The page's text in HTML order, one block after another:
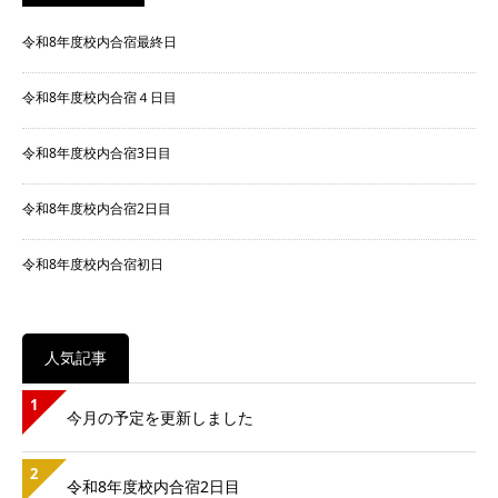
令和8年度校内合宿最終日
令和8年度校内合宿４日目
令和8年度校内合宿3日目
令和8年度校内合宿2日目
令和8年度校内合宿初日
人気記事
1
今月の予定を更新しました
2
令和8年度校内合宿2日目